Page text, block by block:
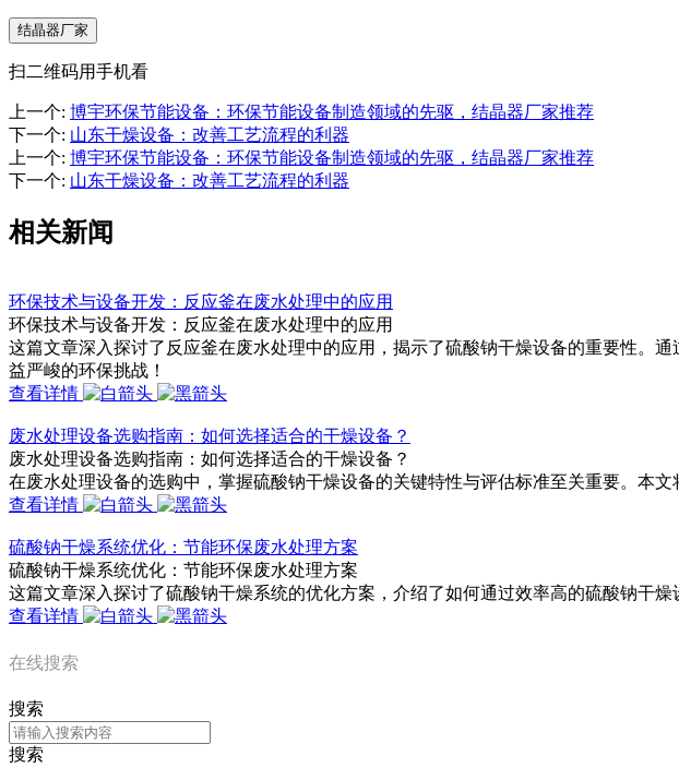
结晶器厂家
扫二维码用手机看
上一个: 博宇环保节能设备：环保节能设备制造领域的先驱，结晶器厂家推荐
下一个: 山东干燥设备：改善工艺流程的利器
上一个: 博宇环保节能设备：环保节能设备制造领域的先驱，结晶器厂家推荐
下一个: 山东干燥设备：改善工艺流程的利器
相关新闻
环保技术与设备开发：反应釜在废水处理中的应用
环保技术与设备开发：反应釜在废水处理中的应用
这篇文章深入探讨了反应釜在废水处理中的应用，揭示了硫酸钠干燥设备的重要性。
益严峻的环保挑战！
查看详情
废水处理设备选购指南：如何选择适合的干燥设备？
废水处理设备选购指南：如何选择适合的干燥设备？
在废水处理设备的选购中，掌握硫酸钠干燥设备的关键特性与评估标准至关重要。本
查看详情
硫酸钠干燥系统优化：节能环保废水处理方案
硫酸钠干燥系统优化：节能环保废水处理方案
这篇文章深入探讨了硫酸钠干燥系统的优化方案，介绍了如何通过效率高的硫酸钠干
查看详情
在线搜索
搜索
搜索